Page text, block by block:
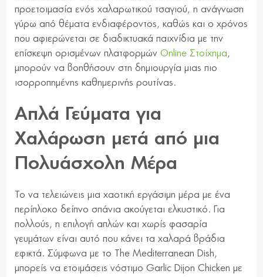
προετοιμασία ενός χαλαρωτικού τσαγιού, η ανάγνωση
γύρω από θέματα ενδιαφέροντος, καθώς και ο χρόνος
που αφιερώνεται σε διαδικτυακά παιχνίδια με την
επίσκεψη ορισμένων πλατφορμών Online Στοίχημα,
μπορούν να βοηθήσουν στη δημιουργία μιας πιο
ισορροπημένης καθημερινής ρουτίνας.
Απλά Γεύματα για
Χαλάρωση μετά από μια
Πολυάσχολη Μέρα
Το να τελειώνεις μια χαοτική εργάσιμη μέρα με ένα
περίπλοκο δείπνο σπάνια ακούγεται ελκυστικό. Για
πολλούς, η επιλογή απλών και χωρίς φασαρία
γευμάτων είναι αυτό που κάνει τα χαλαρά βράδια
εφικτά. Σύμφωνα με το The Mediterranean Dish,
μπορείς να ετοιμάσεις νόστιμο Garlic Dijon Chicken με